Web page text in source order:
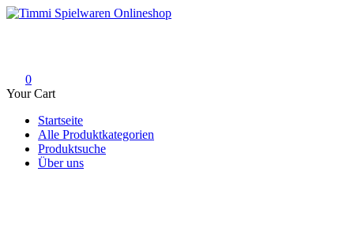
Skip
0
Your Cart
Startseite
Alle Produktkategorien
Produktsuche
Über uns